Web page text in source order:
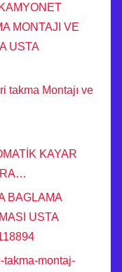
MONTAJI VE
USTA
takma Montajı ve
KAYAR
BAGLAMA
USTA
takma-montaj-